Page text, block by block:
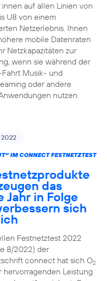
auf allen Linien von
U8 von einem
Netzerlebnis. Ihnen
mobile Datenraten
Netzkapazitäten zur
wenn sie während der
Musik- und
oder andere
nutzen.
IM CONNECT FESTNETZTEST
das
Jahr in Folge
sich
Festnetztest 2022
8/2022) der
connect hat sich O2
hervorragenden Leistung